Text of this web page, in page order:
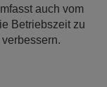
auch vom
Betriebszeit zu